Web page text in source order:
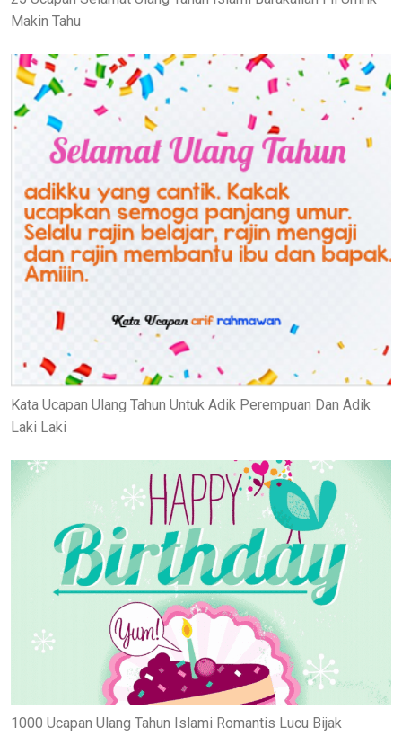
Makin Tahu
Kata Ucapan Ulang Tahun Untuk Adik Perempuan Dan Adik
Laki Laki
1000 Ucapan Ulang Tahun Islami Romantis Lucu Bijak